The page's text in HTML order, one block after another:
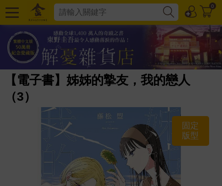
0
【電子書】姊姊的摯友，我的戀人
（3）
固定
版型